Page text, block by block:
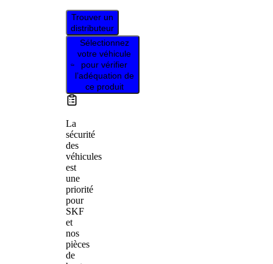
Trouver un
distributeur
Sélectionnez
votre véhicule
pour vérifier
l’adéquation de
ce produit
La
sécurité
des
véhicules
est
une
priorité
pour
SKF
et
nos
pièces
de